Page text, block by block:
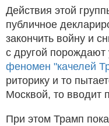
Действия этой
публичное
закончить войну и
с другой
феномен "качелей
риторику и то
Москвой, то вводит
При этом Трамп